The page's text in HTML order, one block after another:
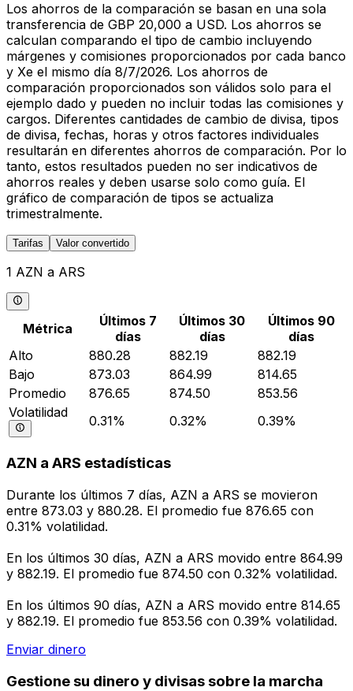
Los ahorros de la comparación se basan en una sola
transferencia de GBP 20,000 a USD. Los ahorros se
calculan comparando el tipo de cambio incluyendo
márgenes y comisiones proporcionados por cada banco
y Xe el mismo día 8/7/2026. Los ahorros de
comparación proporcionados son válidos solo para el
ejemplo dado y pueden no incluir todas las comisiones y
cargos. Diferentes cantidades de cambio de divisa, tipos
de divisa, fechas, horas y otros factores individuales
resultarán en diferentes ahorros de comparación. Por lo
tanto, estos resultados pueden no ser indicativos de
ahorros reales y deben usarse solo como guía. El
gráfico de comparación de tipos se actualiza
trimestralmente.
Tarifas Valor convertido
1 AZN a ARS
Métrica
Últimos 7
días
Últimos 30
días
Últimos 90
días
Alto
880.28 882.19
882.19
Bajo
873.03 864.99
814.65
Promedio
876.65 874.50
853.56
Volatilidad
0.31% 0.32% 0.39%
AZN a ARS estadísticas
Durante los últimos 7 días, AZN a ARS se movieron
entre 873.03 y 880.28. El promedio fue 876.65 con
0.31% volatilidad.
En los últimos 30 días, AZN a ARS movido entre 864.99
y 882.19. El promedio fue 874.50 con 0.32% volatilidad.
En los últimos 90 días, AZN a ARS movido entre 814.65
y 882.19. El promedio fue 853.56 con 0.39% volatilidad.
Enviar dinero
Gestione su dinero y divisas sobre la marcha